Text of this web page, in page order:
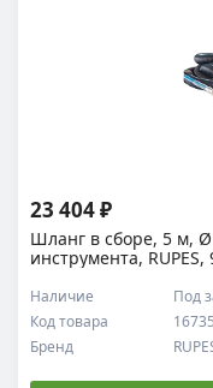
Шланг в сборе, 5 м,
инструмента, RUPES,
Код товара
Наличие Под
Бренд
23 404 ₽